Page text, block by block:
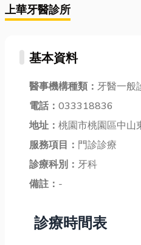
上華牙醫診所
基本資料
醫事機構種類： 牙醫一般
電話： 033318836
地址： 桃園市桃園區中
服務項目： 門診診療
診療科別： 牙科
備註： -
診療時間表